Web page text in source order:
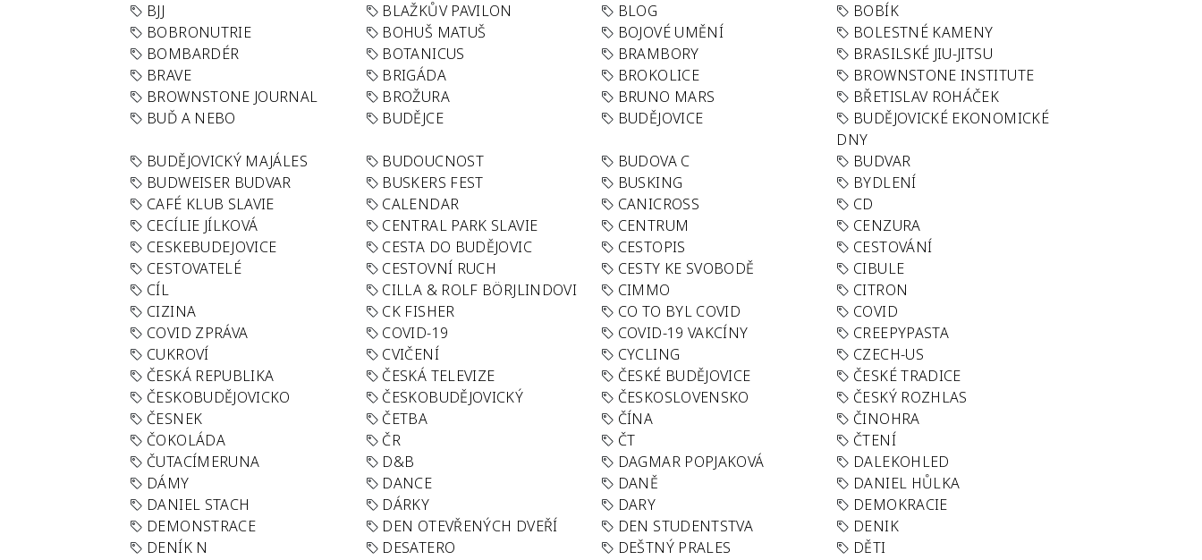
BJJ
BLAŽKŮV PAVILON BLOG
BOBÍK
BOBRONUTRIE
BOHUŠ MATUŠ BOJOVÉ UMĚNÍ
BOLESTNÉ KAMENY
BOMBARDÉR
BOTANICUS BRAMBORY
BRASILSKÉ JIU-JITSU
BRAVE
BRIGÁDA BROKOLICE
BROWNSTONE INSTITUTE
BROWNSTONE JOURNAL
BROŽURA BRUNO MARS
BŘETISLAV ROHÁČEK
BUĎ A NEBO
BUDĚJCE BUDĚJOVICE
BUDĚJOVICKÉ EKONOMICKÉ
DNY
BUDĚJOVICKÝ MAJÁLES
BUDOUCNOST BUDOVA C
BUDVAR
BUDWEISER BUDVAR
BUSKERS FEST BUSKING
BYDLENÍ
CAFÉ KLUB SLAVIE
CALENDAR CANICROSS
CD
CECÍLIE JÍLKOVÁ
CENTRAL PARK SLAVIE CENTRUM
CENZURA
CESKEBUDEJOVICE
CESTA DO BUDĚJOVIC CESTOPIS
CESTOVÁNÍ
CESTOVATELÉ
CESTOVNÍ RUCH CESTY KE SVOBODĚ
CIBULE
CÍL
CILLA & ROLF BÖRJLINDOVI CIMMO
CITRON
CIZINA
CK FISHER CO TO BYL COVID
COVID
COVID ZPRÁVA
COVID-19 COVID-19 VAKCÍNY
CREEPYPASTA
CUKROVÍ
CVIČENÍ CYCLING
CZECH-US
ČESKÁ REPUBLIKA
ČESKÁ TELEVIZE ČESKÉ BUDĚJOVICE
ČESKÉ TRADICE
ČESKOBUDĚJOVICKO
ČESKOBUDĚJOVICKÝ ČESKOSLOVENSKO
ČESKÝ ROZHLAS
ČESNEK
ČETBA ČÍNA
ČINOHRA
ČOKOLÁDA
ČR ČT
ČTENÍ
ČUTACÍMERUNA
D&B DAGMAR POPJAKOVÁ
DALEKOHLED
DÁMY
DANCE DANĚ
DANIEL HŮLKA
DANIEL STACH
DÁRKY DARY
DEMOKRACIE
DEMONSTRACE
DEN OTEVŘENÝCH DVEŘÍ DEN STUDENTSTVA
DENIK
DENÍK N
DESATERO DEŠTNÝ PRALES
DĚTI